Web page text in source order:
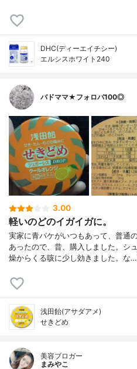
DHC(ディーエイチシー)
エルシスホワイト240
バドママ★フォロバ100◎
3.00
軽いのどのイガイガに。
実家に青パケがいつもあって、普通
あったので、昔、購入しました。シ
燥からくる咳に少し効きました。な…
浅田飴(アサダアメ)
せきどめ
美容ブロガー
まみやこ